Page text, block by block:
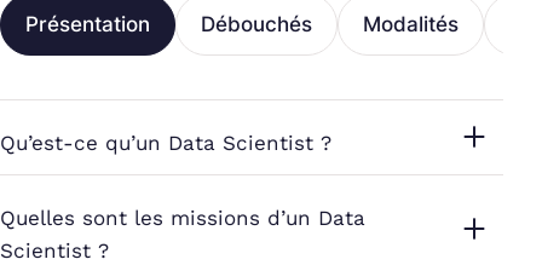
Présentation Débouchés Modalités
Qu’est-ce qu’un Data Scientist ?
Quelles sont les missions d’un Data
Scientist ?